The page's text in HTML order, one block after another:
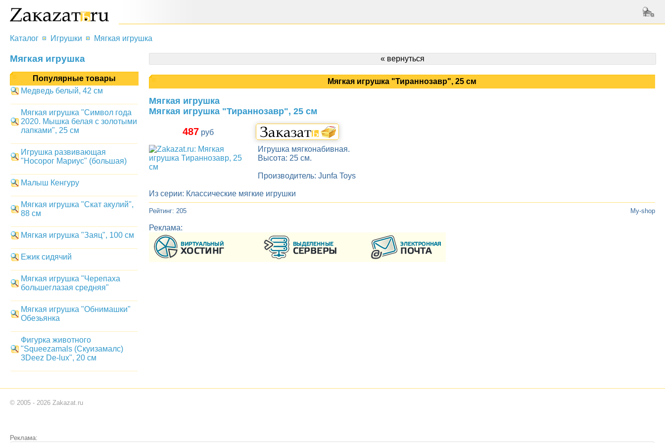
Каталог Игрушки Мягкая игрушка
« вернуться
Мягкая игрушка "Тираннозавр", 25 см
Мягкая игрушка
Мягкая игрушка "Тираннозавр", 25 см
487 руб
Игрушка мягконабивная.
Высота: 25 см.
Производитель: Junfa Toys
Из серии: Классические мягкие игрушки
Рейтинг: 205 My-shop
Реклама:
Мягкая игрушка
Популярные товары
Медведь белый, 42 см
Мягкая игрушка "Символ года
2020. Мышка белая с золотыми
лапками", 25 см
Игрушка развивающая
"Носорог Мариус" (большая)
Малыш Кенгуру
Мягкая игрушка "Скат акулий",
88 см
Мягкая игрушка "Заяц", 100 см
Ежик сидячий
Мягкая игрушка "Черепаха
большеглазая средняя"
Мягкая игрушка "Обнимашки"
Обезьянка
Фигурка животного
"Squeezamals (Скуизамалс)
3Deez De-lux", 20 см
© 2005 - 2026 Zakazat.ru
Реклама: